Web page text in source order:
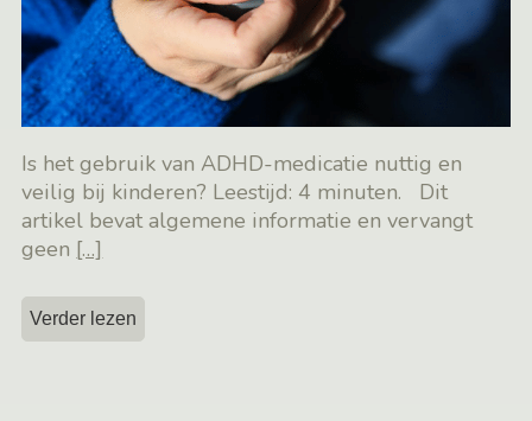
Is het gebruik van ADHD-medicatie nuttig en
veilig bij kinderen? Leestijd: 4 minuten. Dit
artikel bevat algemene informatie en vervangt
geen […]
Verder lezen